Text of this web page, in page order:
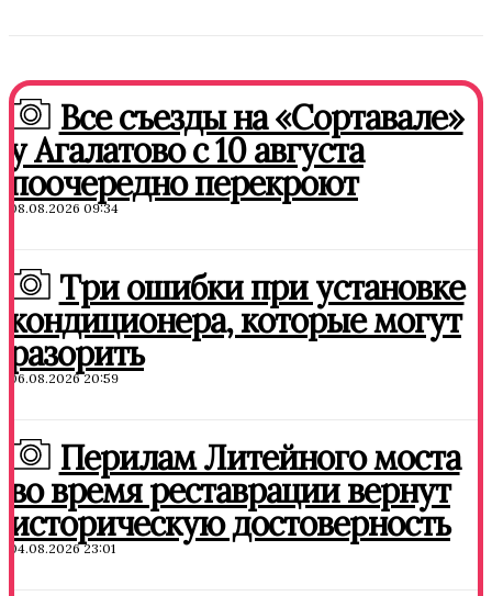
Все съезды на «Сортавале»
у Агалатово с 10 августа
поочередно перекроют
08.08.2026 09:34
Три ошибки при установке
кондиционера, которые могут
разорить
06.08.2026 20:59
Перилам Литейного моста
во время реставрации вернут
историческую достоверность
04.08.2026 23:01